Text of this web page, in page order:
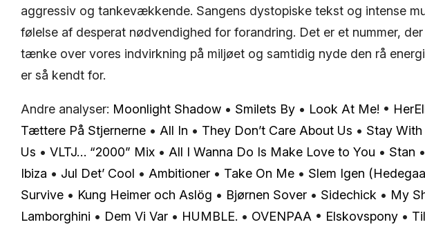
aggressiv og tankevækkende. Sangens dystopiske tekst og intense
følelse af desperat nødvendighed for forandring. Det er et nummer,
tænke over vores indvirkning på miljøet og samtidig nyde den rå
er så kendt for.
Andre analyser: Moonlight Shadow • Smilets By • Look At Me! •
Tættere På Stjernerne • All In • They Don’t Care About Us • Stay
Us • VLTJ… “2000” Mix • All I Wanna Do Is Make Love to You • Stan •
Ibiza • Jul Det’ Cool • Ambitioner • Take On Me • Slem Igen
Survive • Kung Heimer och Aslög • Bjørnen Sover • Sidechick • My
Lamborghini • Dem Vi Var • HUMBLE. • OVENPAA • Elskovspony •